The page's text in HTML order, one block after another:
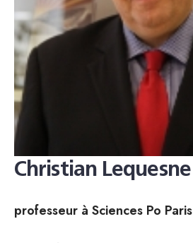
Christian Lequesne
professeur à Sciences Po Paris